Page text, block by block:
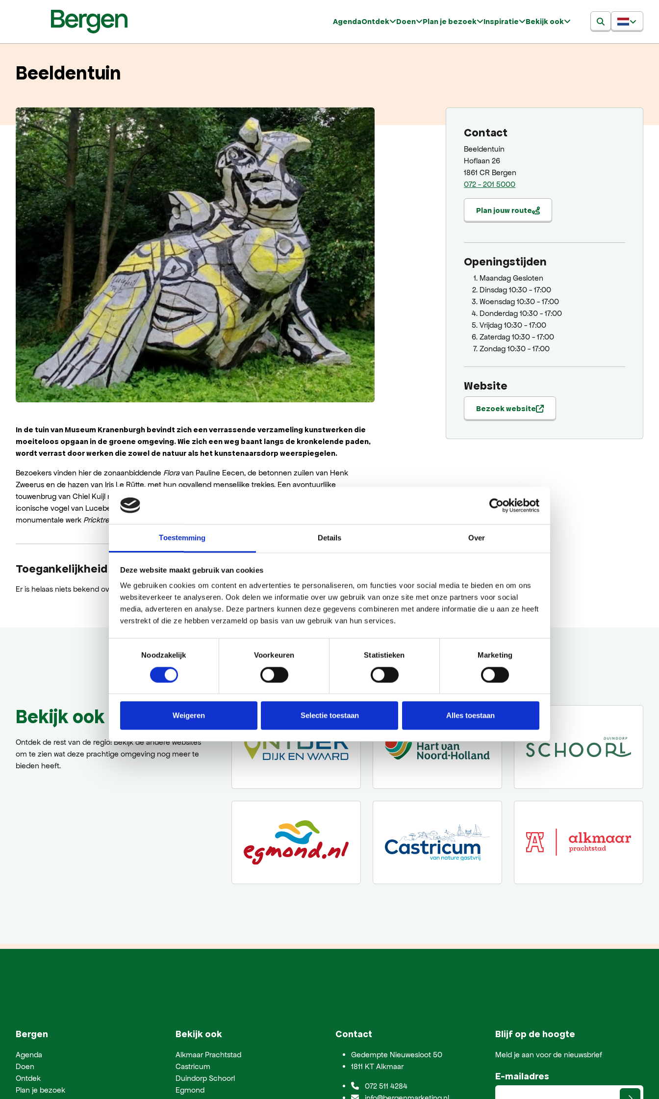
Toestemming Details Over
Deze website maakt gebruik van cookies
We gebruiken cookies om content en advertenties te personaliseren, om functies voor social media te bieden en om ons
websiteverkeer te analyseren. Ook delen we informatie over uw gebruik van onze site met onze partners voor social
media, adverteren en analyse. Deze partners kunnen deze gegevens combineren met andere informatie die u aan ze heeft
verstrekt of die ze hebben verzameld op basis van uw gebruik van hun services.
Noodzakelijk
Voorkeuren Statistieken Marketing
Weigeren Selectie toestaan Alles toestaan
AgendaOntdek Doen Plan je bezoek Inspiratie Bekijk ook
Beeldentuin
In de tuin van Museum Kranenburgh bevindt zich een verrassende verzameling kunstwerken die
moeiteloos opgaan in de groene omgeving. Wie zich een weg baant langs de kronkelende paden,
wordt verrast door werken die zowel de natuur als het kunstenaarsdorp weerspiegelen.
Bezoekers vinden hier de zonaanbiddende Floravan Pauline Eecen, de betonnen zuilen van Henk
Zweerus en de hazen van Iris Le Rütte, met hun opvallend menselijke trekjes. Een avontuurlijke
touwenbrug van Chiel Kuijl nodigt uit om de tuin vanuit een ander perspectief te beleven. Ook de
iconische vogel van Lucebert schittert tussen het groen, terwijl aan de rand van de beeldentuin het
monumentale werk Pricktree
Toegankelijkheid
Er is helaas niets bekend over de toegankelijkheid.
Contact
Beeldentuin
Hoflaan 26
1861 CR Bergen
072 - 201 5000
Plan jouw route
Openingstijden
MaandagGesloten
Dinsdag10:30 - 17:00
Woensdag10:30 - 17:00
Donderdag10:30 - 17:00
Vrijdag10:30 - 17:00
Zaterdag10:30 - 17:00
Zondag10:30 - 17:00
Website
Bezoek website
Bekijk ook eens
Ontdek de rest van de regio! Bekijk de andere websites
om te zien wat deze prachtige omgeving nog meer te
bieden heeft.
Bergen
Agenda
Doen
Ontdek
Plan je bezoek
Bekijk ook
Alkmaar Prachtstad
Castricum
Duindorp Schoorl
Egmond
Contact
Gedempte Nieuwesloot 50
1811 KT Alkmaar
072 511 4284
Blijf op de hoogte
Meld je aan voor de nieuwsbrief
E-mailadres